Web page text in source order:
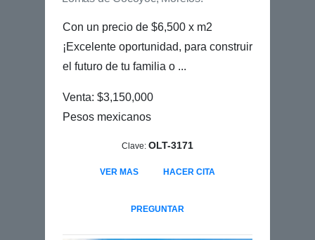
Con un precio de $6,500 x m2
¡Excelente oportunidad, para construir
el futuro de tu familia o ...
Venta: $3,150,000
Pesos mexicanos
Clave: OLT-3171
VER MAS HACER CITA
PREGUNTAR